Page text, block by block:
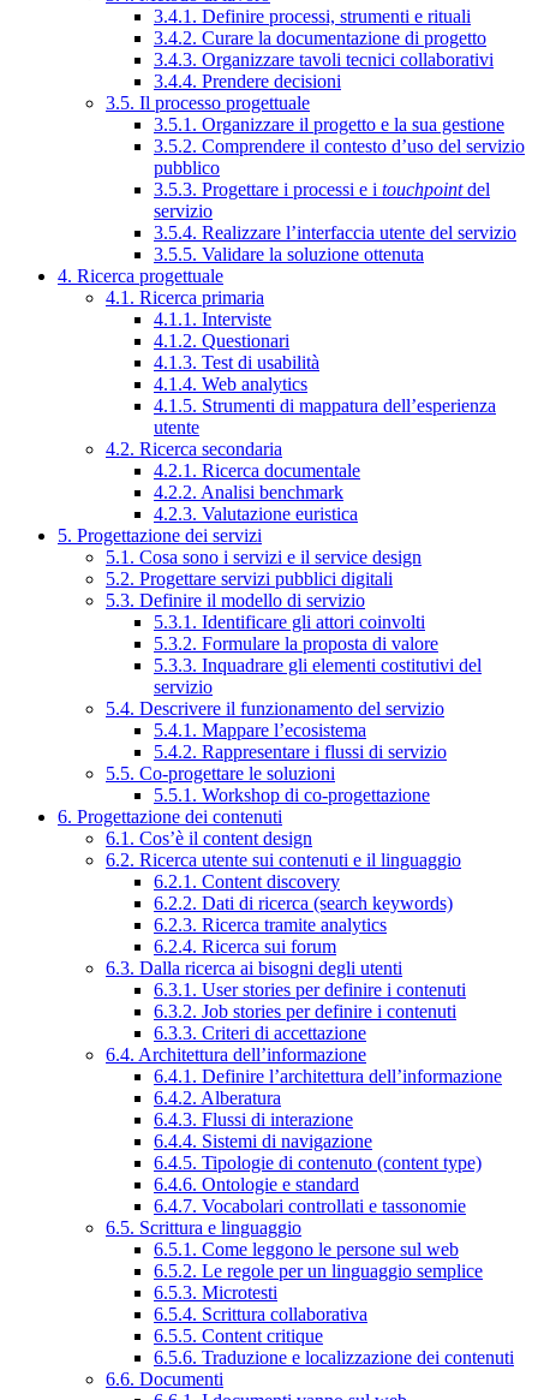
3.4.1. Definire processi, strumenti e rituali
3.4.2. Curare la documentazione di progetto
3.4.3. Organizzare tavoli tecnici collaborativi
3.4.4. Prendere decisioni
3.5. Il processo progettuale
3.5.1. Organizzare il progetto e la sua gestione
3.5.2. Comprendere il contesto d’uso del servizio
pubblico
3.5.3. Progettare i processi e i touchpointdel
servizio
3.5.4. Realizzare l’interfaccia utente del servizio
3.5.5. Validare la soluzione ottenuta
4. Ricerca progettuale
4.1. Ricerca primaria
4.1.1. Interviste
4.1.2. Questionari
4.1.3. Test di usabilità
4.1.4. Web analytics
4.1.5. Strumenti di mappatura dell’esperienza
utente
4.2. Ricerca secondaria
4.2.1. Ricerca documentale
4.2.2. Analisi benchmark
4.2.3. Valutazione euristica
5. Progettazione dei servizi
5.1. Cosa sono i servizi e il service design
5.2. Progettare servizi pubblici digitali
5.3. Definire il modello di servizio
5.3.1. Identificare gli attori coinvolti
5.3.2. Formulare la proposta di valore
5.3.3. Inquadrare gli elementi costitutivi del
servizio
5.4. Descrivere il funzionamento del servizio
5.4.1. Mappare l’ecosistema
5.4.2. Rappresentare i flussi di servizio
5.5. Co-progettare le soluzioni
5.5.1. Workshop di co-progettazione
6. Progettazione dei contenuti
6.1. Cos’è il content design
6.2. Ricerca utente sui contenuti e il linguaggio
6.2.1. Content discovery
6.2.2. Dati di ricerca (search keywords)
6.2.3. Ricerca tramite analytics
6.2.4. Ricerca sui forum
6.3. Dalla ricerca ai bisogni degli utenti
6.3.1. User stories per definire i contenuti
6.3.2. Job stories per definire i contenuti
6.3.3. Criteri di accettazione
6.4. Architettura dell’informazione
6.4.1. Definire l’architettura dell’informazione
6.4.2. Alberatura
6.4.3. Flussi di interazione
6.4.4. Sistemi di navigazione
6.4.5. Tipologie di contenuto (content type)
6.4.6. Ontologie e standard
6.4.7. Vocabolari controllati e tassonomie
6.5. Scrittura e linguaggio
6.5.1. Come leggono le persone sul web
6.5.2. Le regole per un linguaggio semplice
6.5.3. Microtesti
6.5.4. Scrittura collaborativa
6.5.5. Content critique
6.5.6. Traduzione e localizzazione dei contenuti
6.6. Documenti